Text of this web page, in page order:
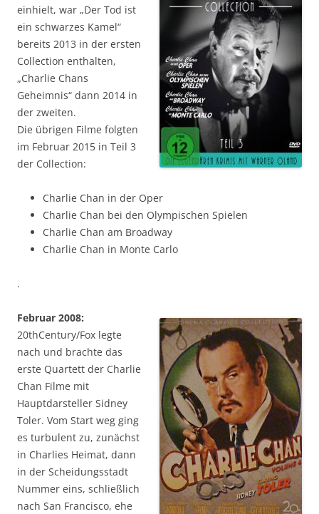
einhielt, war „Der Tod ist
ein schwarzes Kamel“
bereits 2013 in der ersten
Collection enthalten,
„Charlie Chans
Geheimnis“ dann 2014 in
der zweiten.
Die übrigen Filme folgten
im Februar 2015 in Teil 3
der Collection:
Charlie Chan in der Oper
Charlie Chan bei den Olympischen Spielen
Charlie Chan am Broadway
Charlie Chan in Monte Carlo
.
Februar 2008:
20thCentury/Fox legte
nach und brachte das
erste Quartett der Charlie
Chan Filme mit
Hauptdarsteller Sidney
Toler. Vom Start weg ging
es turbulent zu, zunächst
in Charlies Heimat, dann
in der Scheidungsstadt
Nummer eins, schließlich
nach San Francisco, ehe